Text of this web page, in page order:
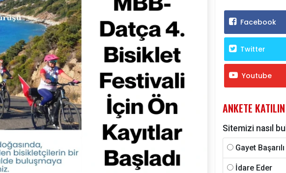
Facebook
Twitter
Youtube
ANKETE KATILIN
Sitemizi nasıl
Gayet Başarılı
İdare Eder